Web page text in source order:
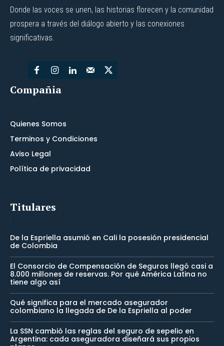
Donde las voces se unen, las historias florecen y la comunidad
prospera a través del diálogo abierto y las conexiones
significativas.
Compañia
Quienes Somos
Terminos y Condiciones
Aviso Legal
Política de privacidad
Titulares
De la Espriella asumió en Cali la posesión presidencial
de Colombia
El Consorcio de Compensación de Seguros llegó casi a
8.000 millones de reservas. Por qué América Latina no
tiene algo así
Qué significa para el mercado asegurador
colombiano la llegada de De la Espriella al poder
La SSN cambió las reglas del seguro de sepelio en
Argentina: cada aseguradora diseñará sus propios